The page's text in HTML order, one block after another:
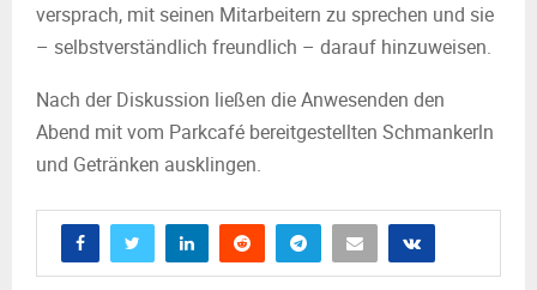
versprach, mit seinen Mitarbeitern zu sprechen und sie
– selbstverständlich freundlich – darauf hinzuweisen.
Nach der Diskussion ließen die Anwesenden den
Abend mit vom Parkcafé bereitgestellten Schmankerln
und Getränken ausklingen.